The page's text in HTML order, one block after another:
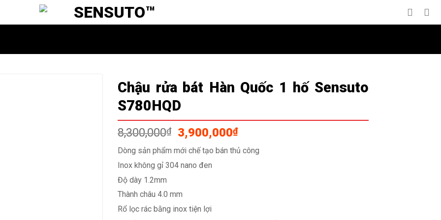
Chậu rửa bát Hàn Quốc 1 hố Sensuto
S780HQD
8,300,000₫
Giá
gốc
là:
8,300,000₫.
3,900,000₫Giá
hiện
tại
Dòng sản phẩm mới chế tạo bán thủ công
Inox không gỉ 304 nano đen
Độ dày 1.2mm
Thành châu 4.0 mm
Rổ lọc rác bằng inox tiện lợi